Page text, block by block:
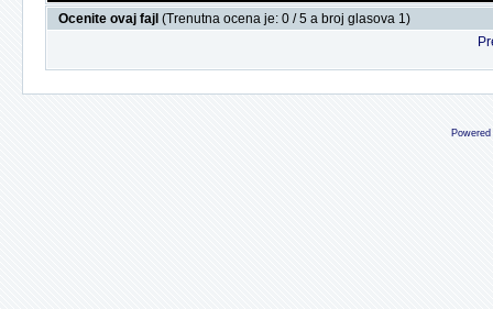
Ocenite ovaj fajl (Trenutna ocena je: 0 / 5 a broj glasova 1)